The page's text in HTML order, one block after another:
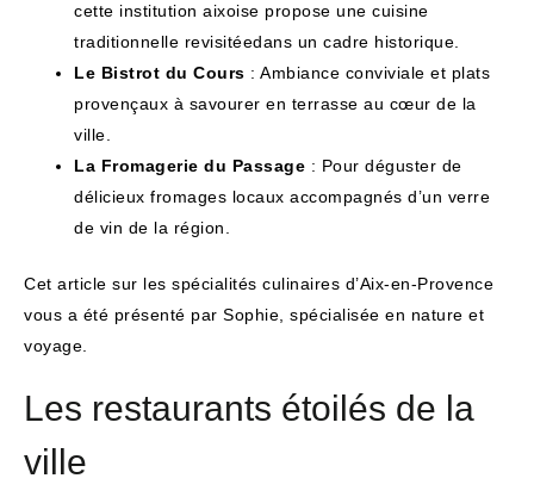
cette institution aixoise propose une cuisine
traditionnelle revisitéedans un cadre historique.
Le Bistrot du Cours : Ambiance conviviale et plats
provençaux à savourer en terrasse au cœur de la
ville.
La Fromagerie du Passage : Pour déguster de
délicieux fromages locaux accompagnés d’un verre
de vin de la région.
Cet article sur les spécialités culinaires d’Aix-en-Provence
vous a été présenté par Sophie, spécialisée en nature et
voyage.
Les restaurants étoilés de la
ville